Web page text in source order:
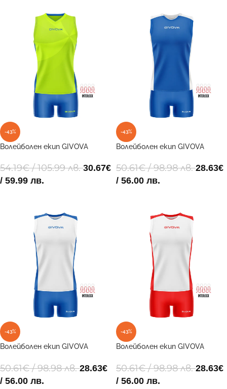
-43%
Волейболен екип GIVOVA
54.19€/ 105.99 лв.30.67€
/ 59.99 лв.
-43%
Волейболен екип GIVOVA
50.61€/ 98.98 лв.28.63€
/ 56.00 лв.
-43%
Волейболен екип GIVOVA
50.61€/ 98.98 лв.28.63€
/ 56.00 лв.
-43%
Волейболен екип GIVOVA
50.61€/ 98.98 лв.28.63€
/ 56.00 лв.